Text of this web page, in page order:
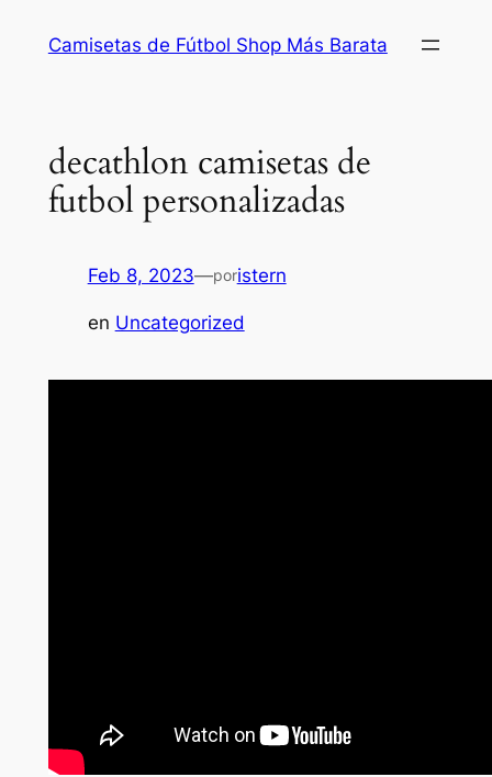
Camisetas de Fútbol Shop Más Barata
decathlon camisetas de
futbol personalizadas
Feb 8, 2023—poristern
en Uncategorized